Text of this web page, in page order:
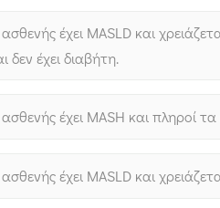
έχει MASLD και
δεν έχει διαβήτη.
έχει MASH και πληροί
έχει MASLD και